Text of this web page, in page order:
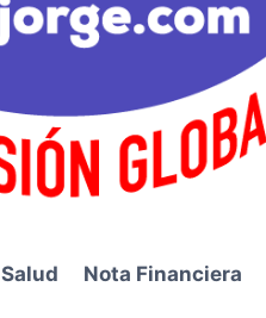
Salud Nota Financiera